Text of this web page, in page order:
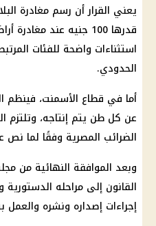
يعني القرار أن رسم مغادرة
قدرها 100 جنيه عند
استثناءات واضحة للفئات
الحدودي.
عن كل طن يتم إنتاجه، وتلتزم
الضرائب المصرية وفقًا لما نص
وبعد الموافقة النهائية من
القانون إلى مراحله الدستورية
إجراءات إصداره ونشره